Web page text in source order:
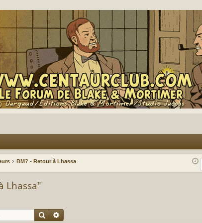
BM? - Retour à Lhassa
Lhassa"
Rechercher